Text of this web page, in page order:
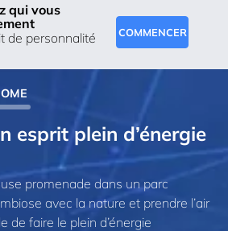
qui vous
de personnalité
COMMENCER
esprit plein d’énergie
promenade dans un parc
avec la nature et prendre l’air
de faire le plein d’énergie